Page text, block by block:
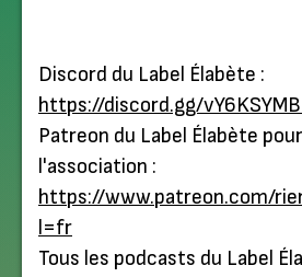
Discord du Label Élabète :
https://discord.gg/
Patreon du Label Élabète
l'association :
https://www.patreon.com/
l=fr
Tous les podcasts du Label